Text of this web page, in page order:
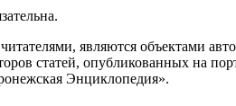
являются объектами
статей, опубликованных на
Энциклопедия».